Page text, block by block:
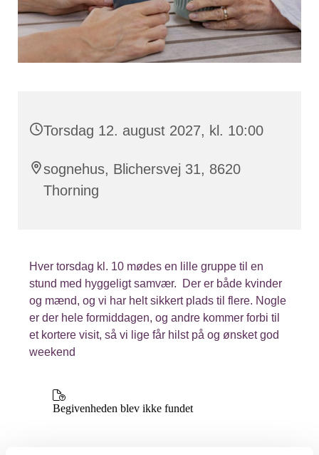
Torsdag 12. august 2027, kl. 10:00
sognehus, Blichersvej 31, 8620
Thorning
Hver torsdag kl. 10 mødes en lille gruppe til en
stund med hyggeligt samvær. Der er både kvinder
og mænd, og vi har helt sikkert plads til flere. Nogle
er der hele formiddagen, og andre kommer forbi til
et kortere visit, så vi lige får hilst på og ønsket god
weekend